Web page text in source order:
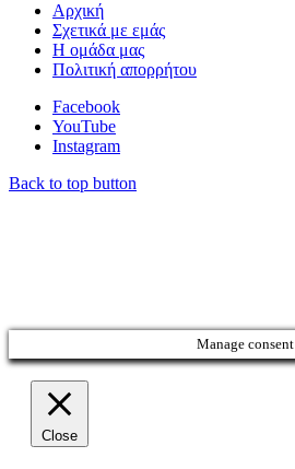
Αρχική
Σχετικά με εμάς
Η ομάδα μας
Πολιτική απορρήτου
Facebook
YouTube
Instagram
Back to top button
Manage consent
Close